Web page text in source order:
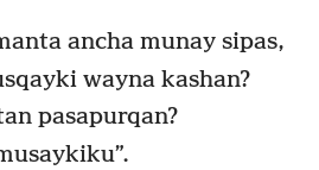
ancha munay sipas,
wayna kashan?
pasapurqan?